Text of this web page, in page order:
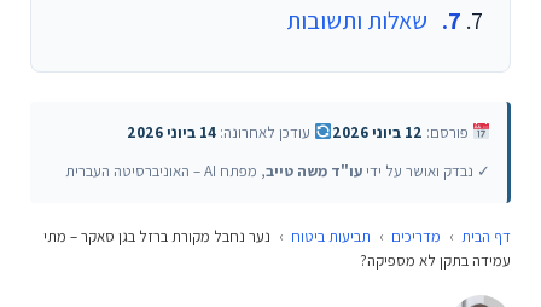
שאלות ותשובות
פורסם: 12 ביוני 2026 עודכן לאחרונה: 14 ביוני 2026
✓ נבדק ואושר על ידי עו"ד משה טייב, מפתח AI – האוניברסיטה העברית
דף הבית › מדריכים › תביעות ביטוח › נער נחבל מקורת ברזל בגן סאקר – מתי
עמידה בתקן לא מספיקה?